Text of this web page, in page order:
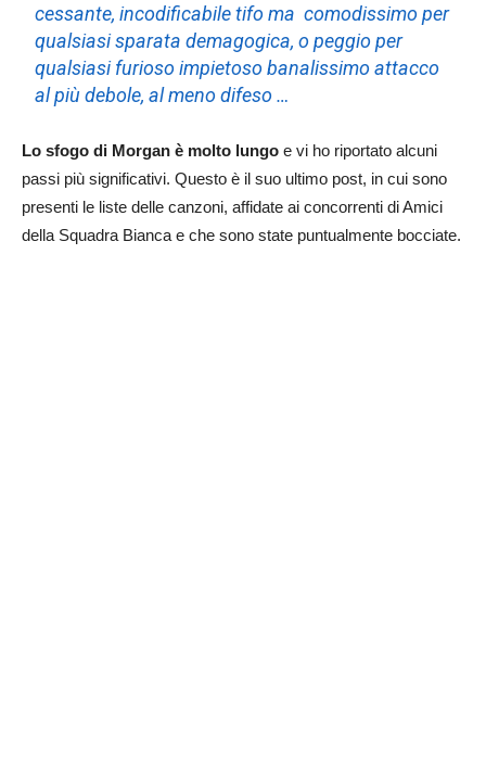
cessante, incodificabile tifo ma comodissimo per
qualsiasi sparata demagogica, o peggio per
qualsiasi furioso impietoso banalissimo attacco
al più debole, al meno difeso …
Lo sfogo di Morgan è molto lungo e vi ho riportato alcuni
passi più significativi. Questo è il suo ultimo post, in cui sono
presenti le liste delle canzoni, affidate ai concorrenti di Amici
della Squadra Bianca e che sono state puntualmente bocciate.